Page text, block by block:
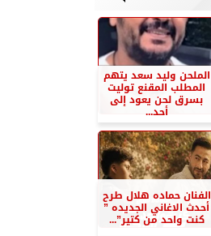
الملحن وليد سعد يتهم
المطلب المقنع توليت
بسرق لحن يعود إلى
أحد...
الفنان حماده هلال طرح
أحدث الاغاني الجديده ”
كنت واحد من كتير”...